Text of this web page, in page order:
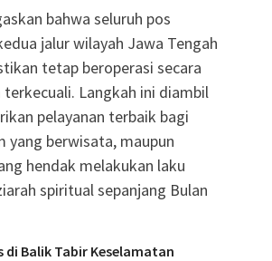
bahwa seluruh pos
jalur wilayah Jawa Tengah
tetap beroperasi secara
. Langkah ini diambil
pelayanan terbaik bagi
yang berwisata, maupun
hendak melakukan laku
spiritual sepanjang Bulan
di Balik Tabir Keselamatan